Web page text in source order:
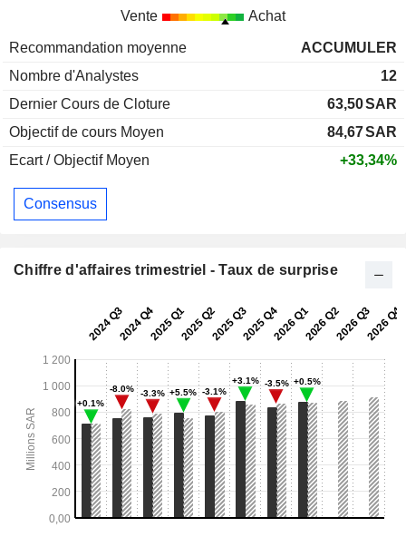
Vente Achat
Recommandation moyenne
ACCUMULER
Nombre d'Analystes
12
Dernier Cours de Cloture
63,50SAR
Objectif de cours Moyen
84,67SAR
Ecart / Objectif Moyen
+33,34%
Consensus
Chiffre d'affaires trimestriel - Taux de surprise